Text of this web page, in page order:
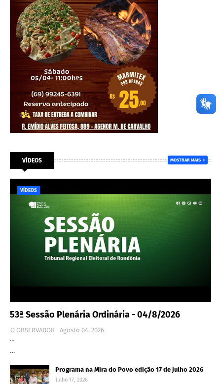
VÍDEOS MOSTRAR MAIS
VÍDEOS
53ª Sessão Plenária Ordinária - 04/8/2026
O OBSERVADOR
Agosto 04, 2026
…
…
Programa na Mira do Povo edição 17 de julho 2026
Julho 17, 2026